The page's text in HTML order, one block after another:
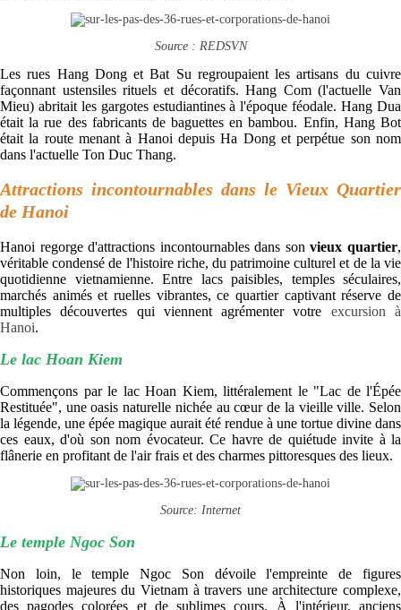
Source : REDSVN
Les rues Hang Dong et Bat Su regroupaient les artisans du cuivre
façonnant ustensiles rituels et décoratifs. Hang Com (l'actuelle Van
Mieu) abritait les gargotes estudiantines à l'époque féodale. Hang Dua
était la rue des fabricants de baguettes en bambou. Enfin, Hang Bot
était la route menant à Hanoi depuis Ha Dong et perpétue son nom
dans l'actuelle Ton Duc Thang.
Attractions incontournables dans le Vieux Quartier
de Hanoi
Hanoi regorge d'attractions incontournables dans sonvieux quartier,
véritable condensé de l'histoire riche, du patrimoine culturel et de la vie
quotidienne vietnamienne. Entre lacs paisibles, temples séculaires,
marchés animés et ruelles vibrantes, ce quartier captivant réserve de
multiples découvertes qui viennent agrémenter votre excursion à
Hanoi.
Le lac Hoan Kiem
Commençons par le lac Hoan Kiem, littéralement le "Lac de l'Épée
Restituée", une oasis naturelle nichée au cœur de la vieille ville. Selon
la légende, une épée magique aurait été rendue à une tortue divine dans
ces eaux, d'où son nom évocateur. Ce havre de quiétude invite à la
flânerie en profitant de l'air frais et des charmes pittoresques des lieux.
Source: Internet
Le temple Ngoc Son
Non loin, le temple Ngoc Son dévoile l'empreinte de figures
historiques majeures du Vietnam à travers une architecture complexe,
des pagodes colorées et de sublimes cours. À l'intérieur, anciens